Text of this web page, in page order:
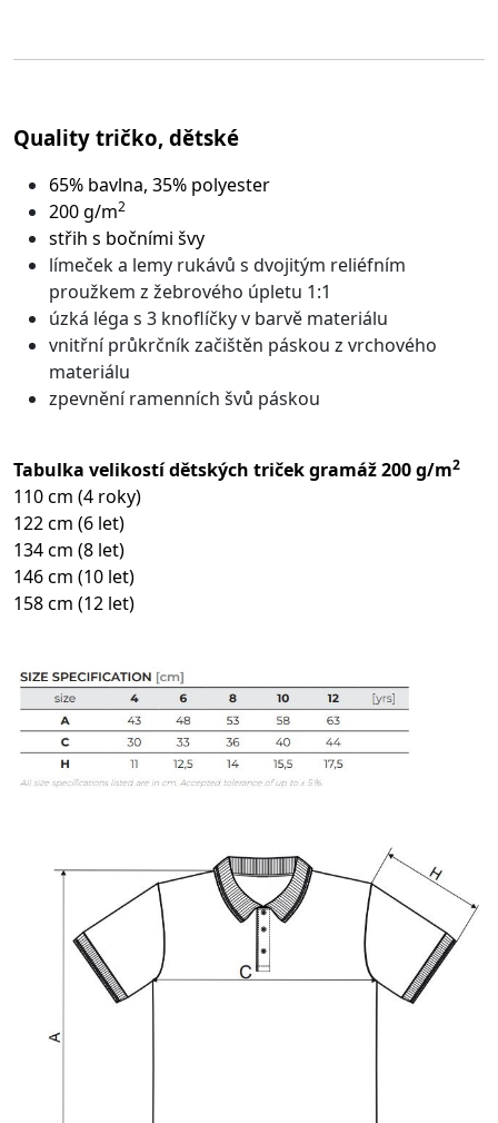
Quality tričko, dětské
65% bavlna, 35% polyester
200 g/m2
střih s bočními švy
límeček a lemy rukávů s dvojitým reliéfním
proužkem z žebrového úpletu 1:1
úzká léga s 3 knoflíčky v barvě materiálu
vnitřní průkrčník začištěn páskou z vrchového
materiálu
zpevnění ramenních švů páskou
Tabulka velikostí dětských triček gramáž 200 g/m2
110 cm (4 roky)
122 cm (6 let)
134 cm (8 let)
146 cm (10 let)
158 cm (12 let)